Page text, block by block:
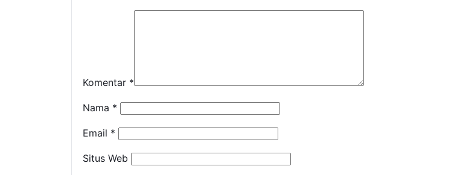
Komentar *
Nama *
Email *
Situs Web